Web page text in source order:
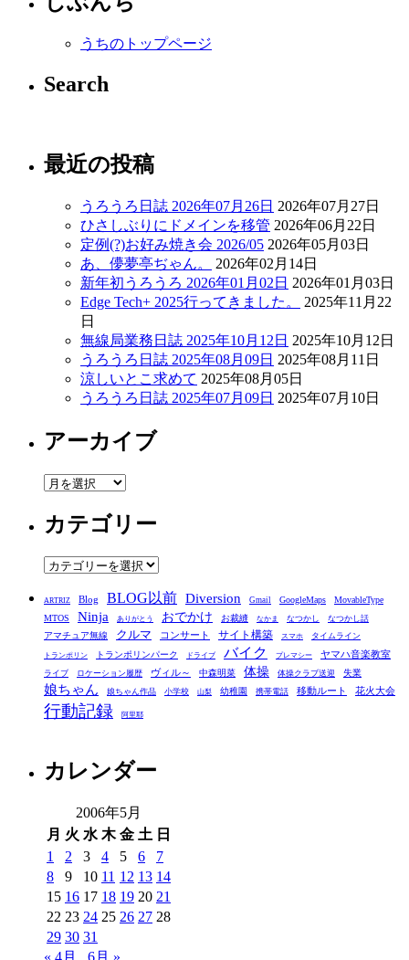
うちのトップページ
Search
最近の投稿
うろうろ日誌 2026年07月26日 2026年07月27日
ひさしぶりにドメインを移管 2026年06月22日
定例(?)お好み焼き会 2026/05 2026年05月03日
あ、儚夢亭ぢゃん。
2026年02月14日
新年初うろうろ 2026年01月02日 2026年01月03日
Edge Tech+ 2025行ってきました。
2025年11月22
日
無線局業務日誌 2025年10月12日 2025年10月12日
うろうろ日誌 2025年08月09日 2025年08月11日
涼しいとこ求めて 2025年08月05日
うろうろ日誌 2025年07月09日 2025年07月10日
アーカイブ
ア
カ
イ
ブ
カテゴリー
カ
ゴ
リ
ー
ARTRIZ Blog BLOG以前 Diversion Gmail GoogleMaps
MovableType
MTOS
Ninja ありがとう おでかけ お裁縫 なかま なつかし なつかし話
アマチュア無線 クルマ コンサート サイト構築 スマホ タイムライン
トランポリン トランポリンパーク ドライブ バイク プレマシー ヤマハ音楽教室
ライブ ロケーション履歴 ヴィル～ 中森明菜 体操 体操クラブ送迎 失業
娘ちゃん 娘ちゃん作品 小学校 山梨 幼稚園 携帯電話 移動ルート 花火大会
行動記録 阿里耶
カレンダー
2006年5月
月 火 水 木 金 土 日
1
2 3 4 5 6
7
8
9 10 11 12 13 14
15 16 17 18 19 20 21
22 23 24 25 26 27 28
29 30 31